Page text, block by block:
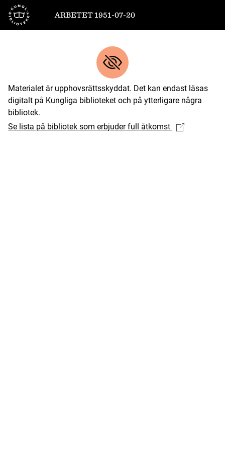
Till startsidan
ARBETET 1951-07-20
Materialet är upphovsrättsskyddat. Det kan endast läsas
digitalt på Kungliga biblioteket och på ytterligare några
bibliotek.
Se lista på bibliotek som erbjuder full åtkomst